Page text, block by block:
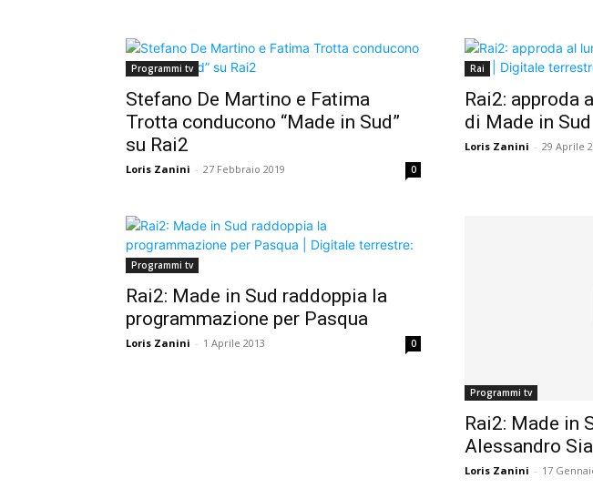
Programmi tv
Stefano De Martino e Fatima
Trotta conducono “Made in Sud”
su Rai2
Loris Zanini - 27 Febbraio 2019 0
Rai
Rai2: approda
di Made in Sud
Loris Zanini - 29 Aprile
Programmi tv
Rai2: Made in Sud raddoppia la
programmazione per Pasqua
Loris Zanini - 1 Aprile 2013 0
Programmi tv
Rai2: Made in
Alessandro
Loris Zanini - 17